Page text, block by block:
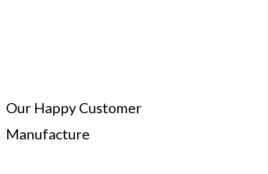
Our Happy Customer
Manufacture